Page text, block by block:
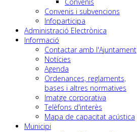
Convenis i subvencions
Infoparticipa
Administració Electrònica
Informació
Contactar amb l'Ajuntament
Notícies
Agenda
Ordenances, reglaments,
bases i altres normatives
Imatge corporativa
Telèfons d'interès
Mapa de capacitat acústica
Municipi